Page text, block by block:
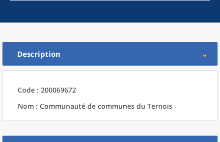
Description
Code : 200069672
Nom : Communauté de communes du Ternois